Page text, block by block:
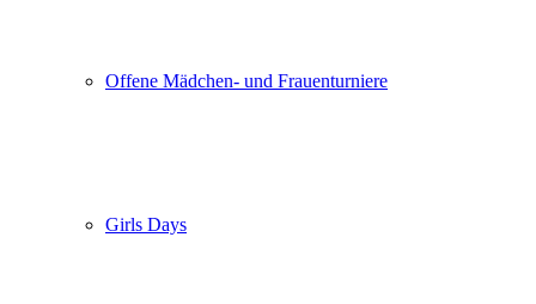
Offene Mädchen- und Frauenturniere
Girls Days